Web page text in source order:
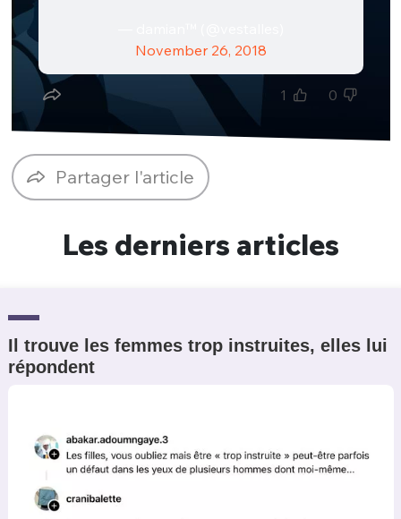
November 26, 2018
1 0
Partager l'article
Les derniers articles
Il trouve les femmes trop instruites, elles lui
répondent
JE M'INSCRIS
CONNEXION
Un Thread